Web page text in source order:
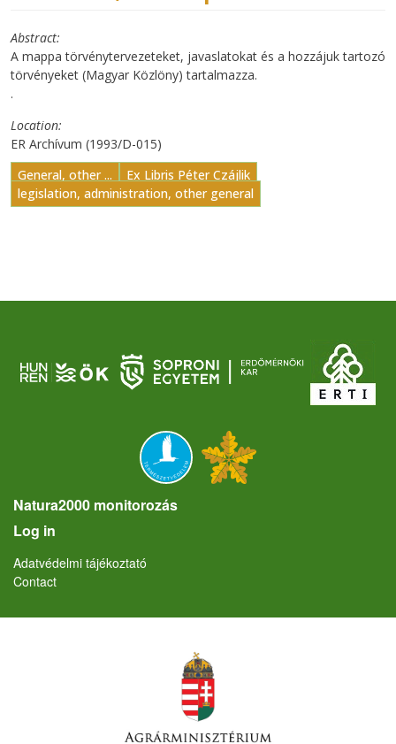
Abstract
A mappa törvénytervezeteket, javaslatokat és a hozzájuk tartozó
törvényeket (Magyar Közlöny) tartalmazza.
.
Location
ER Archívum (1993/D-015)
General, other ...
Ex Libris Péter Czájlik
legislation, administration, other general
Natura2000 monitorozás
User account menu
Log in
Lábléc
Adatvédelmi tájékoztató
Contact